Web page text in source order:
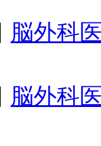
脳外科
脳外科